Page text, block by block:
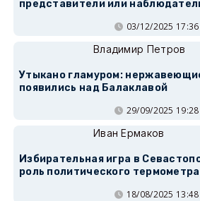
представители или
03/12/2025 17:36
Владимир Петров
Утыкано гламуром:
появились над Балаклавой
29/09/2025 19:28
Иван Ермаков
Избирательная игра в
роль политического термометра
18/08/2025 13:48